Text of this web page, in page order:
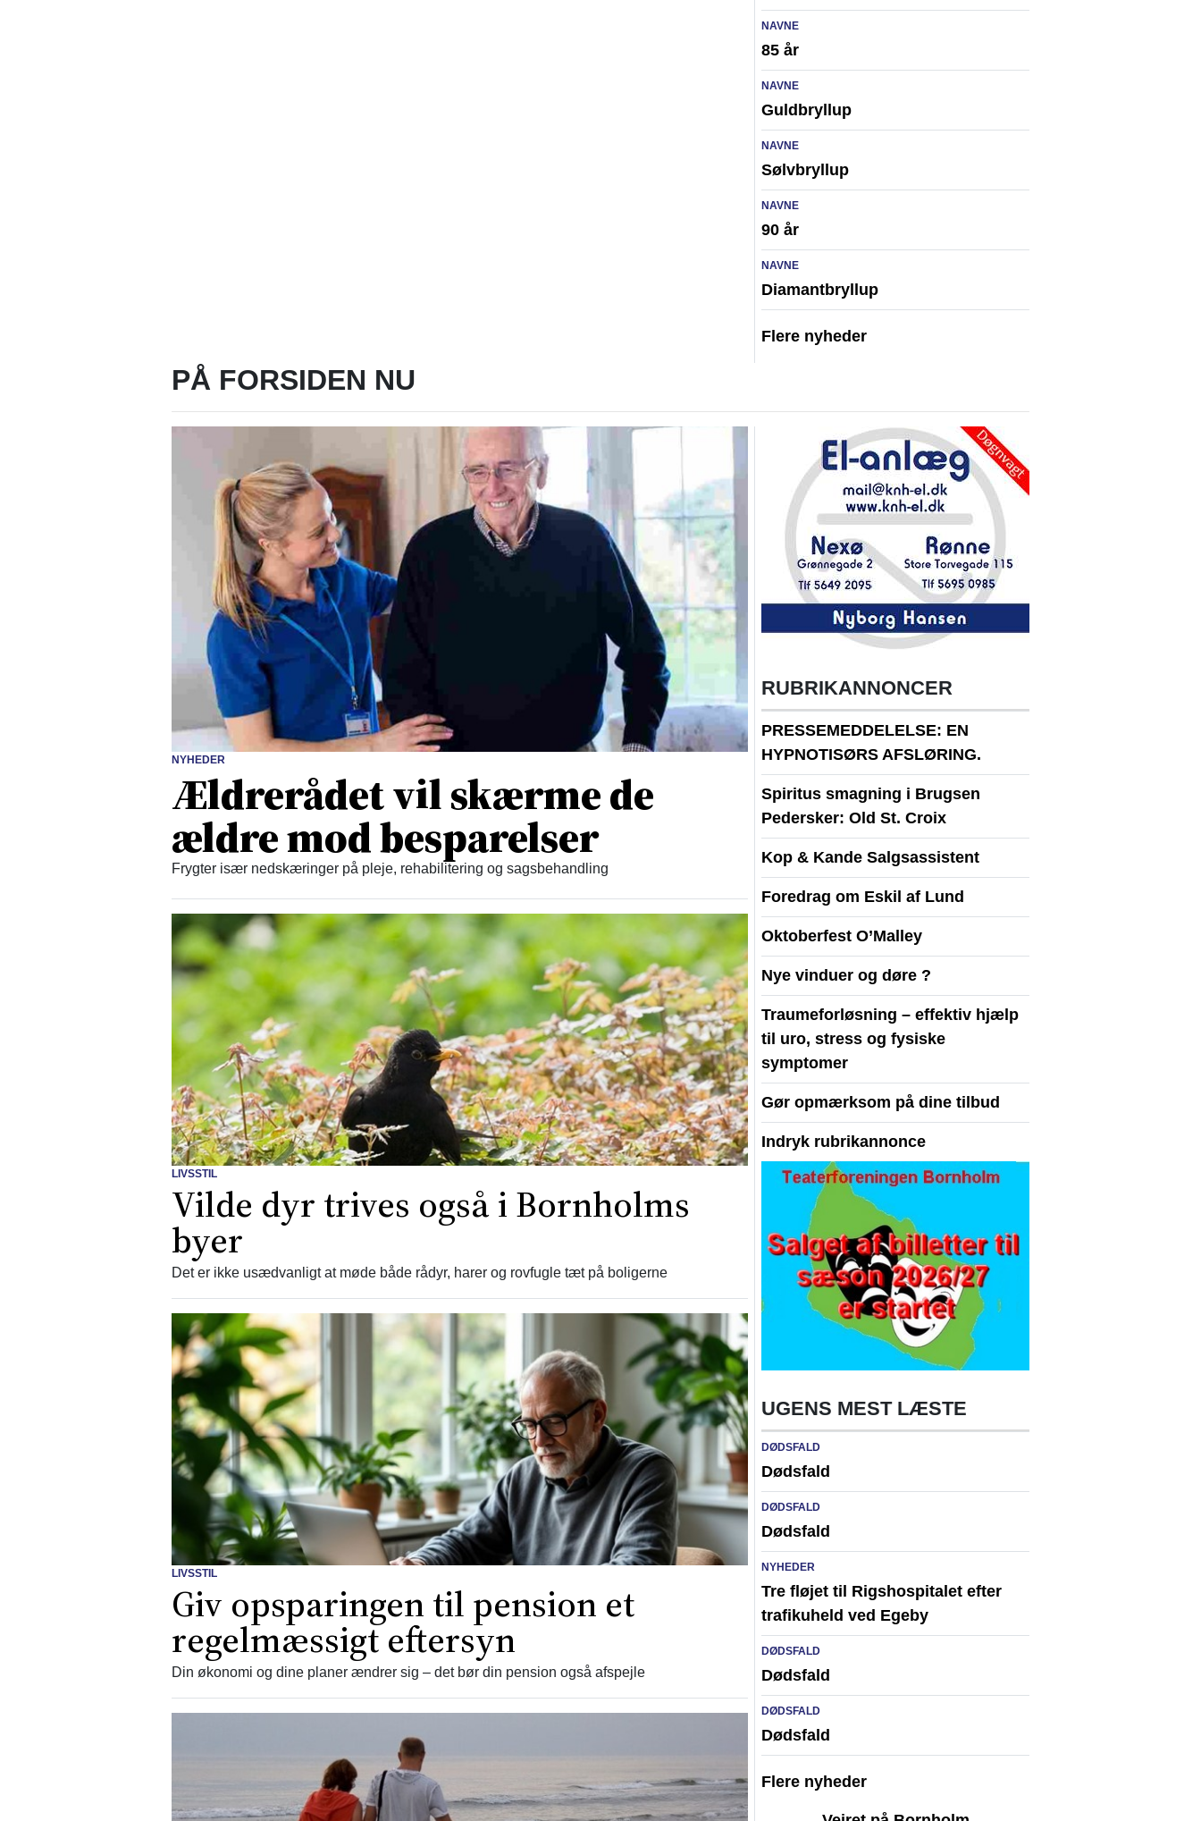
NAVNE
85 år
NAVNE
Guldbryllup
NAVNE
Sølvbryllup
NAVNE
90 år
NAVNE
Diamantbryllup
Flere nyheder
PÅ FORSIDEN NU
NYHEDER
Ældrerådet vil skærme de
ældre mod besparelser
Frygter især nedskæringer på pleje, rehabilitering og sagsbehandling
LIVSSTIL
Vilde dyr trives også i Bornholms
byer
Det er ikke usædvanligt at møde både rådyr, harer og rovfugle tæt på boligerne
LIVSSTIL
Giv opsparingen til pension et
regelmæssigt eftersyn
Din økonomi og dine planer ændrer sig – det bør din pension også afspejle
RUBRIKANNONCER
PRESSEMEDDELELSE: EN
HYPNOTISØRS AFSLØRING.
Spiritus smagning i Brugsen
Pedersker: Old St. Croix
Kop & Kande Salgsassistent
Foredrag om Eskil af Lund
Oktoberfest O’Malley
Nye vinduer og døre ?
Traumeforløsning – effektiv hjælp
til uro, stress og fysiske
symptomer
Gør opmærksom på dine tilbud
Indryk rubrikannonce
UGENS MEST LÆSTE
DØDSFALD
Dødsfald
DØDSFALD
Dødsfald
NYHEDER
Tre fløjet til Rigshospitalet efter
trafikuheld ved Egeby
DØDSFALD
Dødsfald
DØDSFALD
Dødsfald
Flere nyheder